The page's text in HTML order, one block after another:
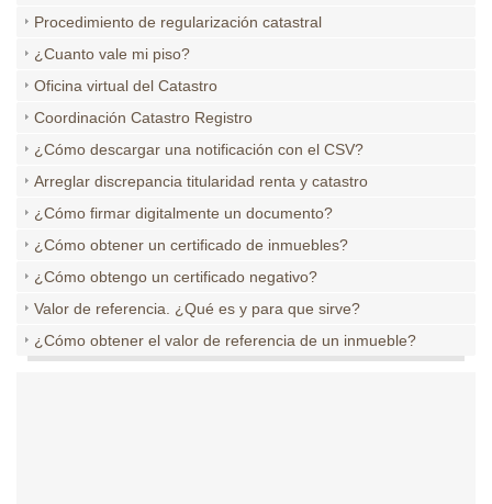
Procedimiento de regularización catastral
¿Cuanto vale mi piso?
Oficina virtual del Catastro
Coordinación Catastro Registro
¿Cómo descargar una notificación con el CSV?
Arreglar discrepancia titularidad renta y catastro
¿Cómo firmar digitalmente un documento?
¿Cómo obtener un certificado de inmuebles?
¿Cómo obtengo un certificado negativo?
Valor de referencia. ¿Qué es y para que sirve?
¿Cómo obtener el valor de referencia de un inmueble?